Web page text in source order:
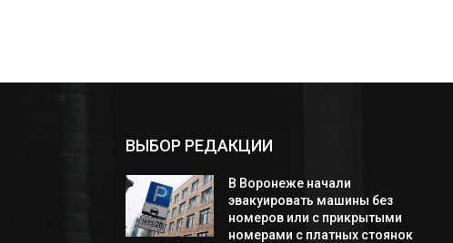
ВЫБОР РЕДАКЦИИ
В Воронеже начали
эвакуировать машины без
номеров или с прикрытыми
номерами с платных стоянок